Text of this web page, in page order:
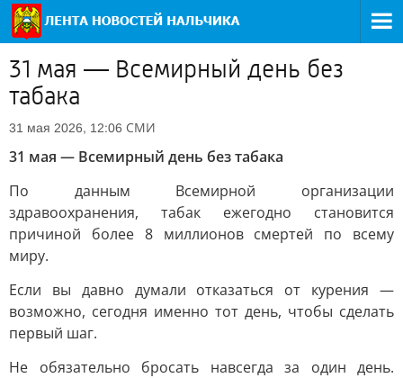
31 мая — Всемирный день без
табака
31 мая 2026, 12:06 СМИ
31 мая — Всемирный день без табака
По данным Всемирной организации
здравоохранения, табак ежегодно становится
причиной более 8 миллионов смертей по всему
миру.
Если вы давно думали отказаться от курения —
возможно, сегодня именно тот день, чтобы сделать
первый шаг.
Не обязательно бросать навсегда за один день.